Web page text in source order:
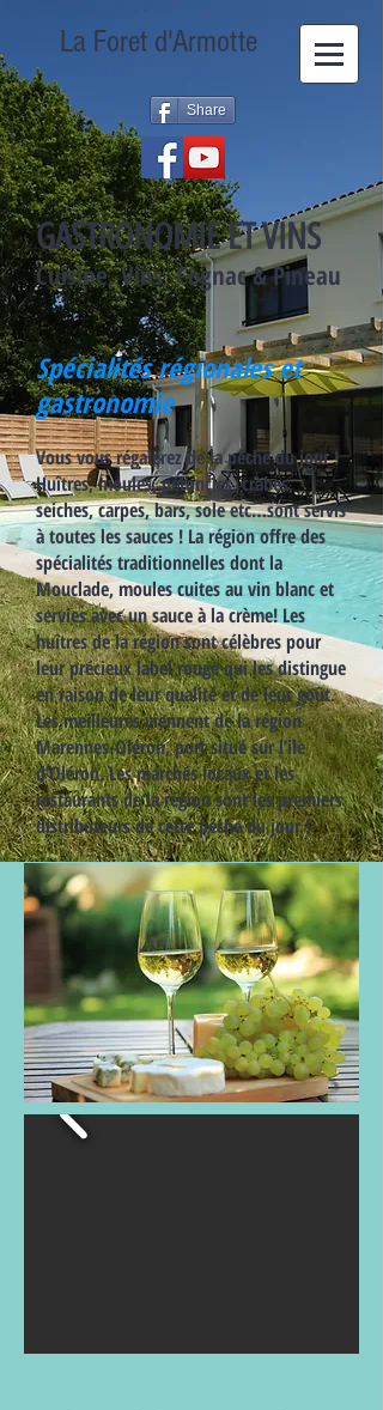
La Foret d'Armotte
Share
GASTRONOMIE ET VINS
Cuisine, Vins, Cognac & Pineau
Spécialités régionales et
gastronomie
Vous vous régalerez de la pêche du jour !
Huîtres, moules, pétoncles, crabes,
seiches, carpes, bars, sole etc…sont servis
à toutes les sauces ! La région offre des
spécialités traditionnelles dont la
Mouclade, moules cuites au vin blanc et
servies avec un sauce à la crème! Les
huîtres de la région sont célèbres pour
leur précieux label rouge qui les distingue
en raison de leur qualité et de leur goût.
Les meilleures viennent de la région
Marennes-Oléron, port situé sur l’ile
d’Oléron. Les marchés locaux et les
restaurants de la région sont les premiers
distributeurs de cette pêche du jour !